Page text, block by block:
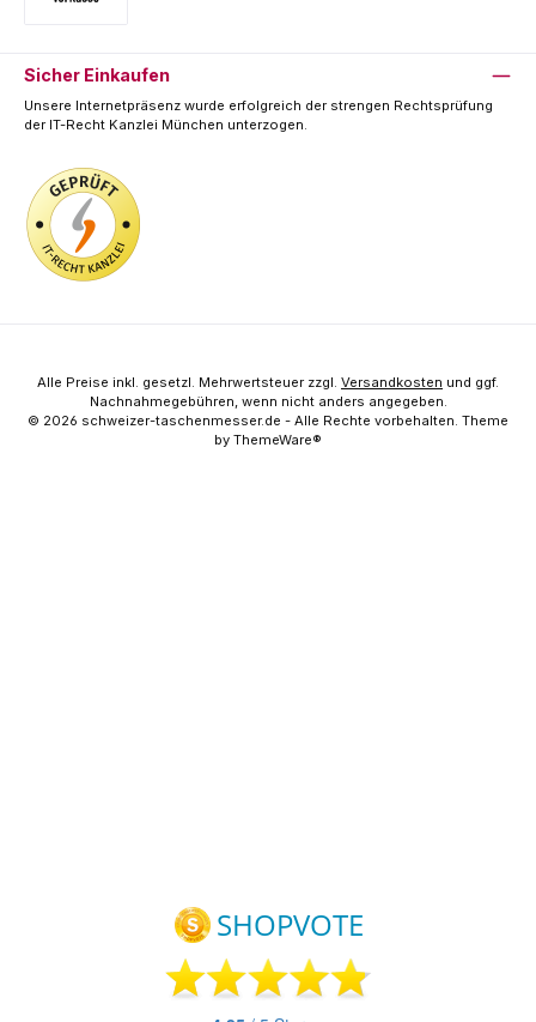
Sicher Einkaufen
Unsere Internetpräsenz wurde erfolgreich der strengen Rechtsprüfung
der IT-Recht Kanzlei München unterzogen.
Alle Preise inkl. gesetzl. Mehrwertsteuer zzgl. Versandkosten und ggf.
Nachnahmegebühren, wenn nicht anders angegeben.
© 2026 schweizer-taschenmesser.de - Alle Rechte vorbehalten. Theme
by ThemeWare®